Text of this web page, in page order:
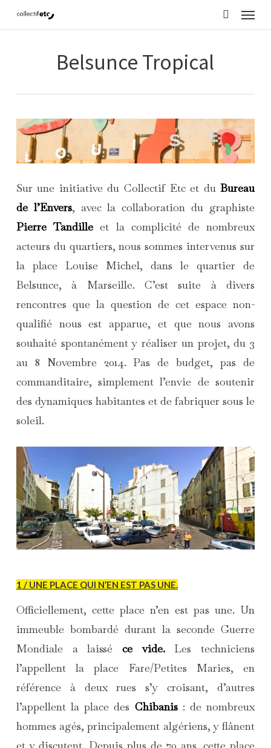
Menu
Belsunce Tropical
Sur une initiative du Collectif Etc et duBureau
de l’Envers, avec la collaboration du graphiste
Pierre Tandille et la complicité de nombreux
acteurs du quartiers, nous sommes intervenus sur
la place Louise Michel, dans le quartier de
Belsunce, à Marseille. C’est suite à divers
rencontres que la question de cet espace non-
qualifié nous est apparue, et que nous avons
souhaité spontanément y réaliser un projet, du 3
au 8 Novembre 2014. Pas de budget, pas de
commanditaire, simplement l’envie de soutenir
des dynamiques habitantes et de fabriquer sous le
soleil.
1 / UNE PLACE QUI N’EN EST PAS UNE.
Officiellement, cette place n’en est pas une. Un
immeuble bombardé durant la seconde Guerre
Mondiale a laissé ce vide.Les techniciens
l’appellent la place Fare/Petites Maries, en
référence à deux rues s’y croisant, d’autres
l’appellent la place des Chibanis: de nombreux
hommes agés, principalement algériens, y flânent